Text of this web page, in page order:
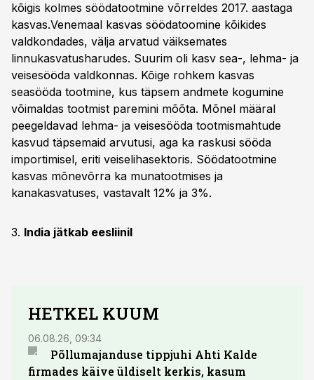
kõigis kolmes söödatootmine võrreldes 2017. aastaga
kasvas.Venemaal kasvas söödatoomine kõikides
valdkondades, välja arvatud väiksemates
linnukasvatusharudes. Suurim oli kasv sea-, lehma- ja
veisesööda valdkonnas. Kõige rohkem kasvas
seasööda tootmine, kus täpsem andmete kogumine
võimaldas tootmist paremini mõõta. Mõnel määral
peegeldavad lehma- ja veisesööda tootmismahtude
kasvud täpsemaid arvutusi, aga ka raskusi sööda
importimisel, eriti veiselihasektoris. Söödatootmine
kasvas mõnevõrra ka munatootmises ja
kanakasvatuses, vastavalt 12% ja 3%.
3. India jätkab eesliinil
HETKEL KUUM
06.08.26, 09:34
Põllumajanduse tippjuhi Ahti Kalde
firmades käive üldiselt kerkis, kasum